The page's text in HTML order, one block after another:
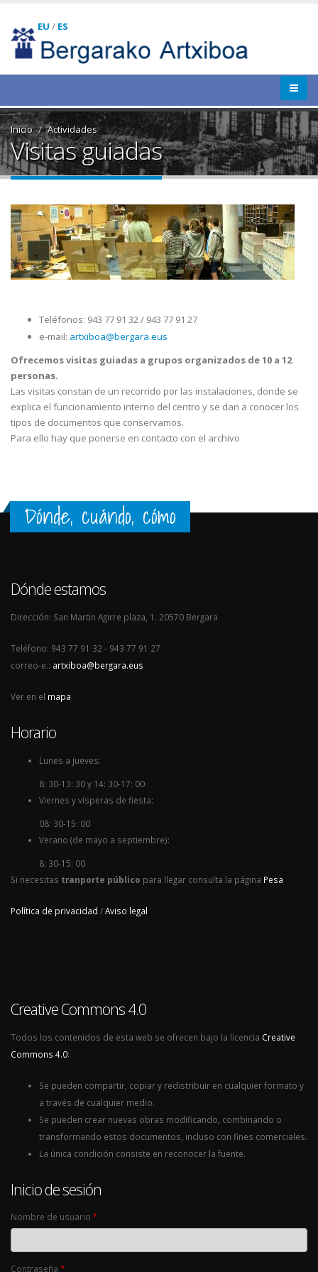
EU / ES
Inicio Actividades
Visitas guiadas
Teléfonos: 943 77 91 32 / 943 77 91 27
e-mail: artxiboa@bergara.eus
Ofrecemos visitas guiadas a grupos organizados de 10 a 12
personas.
Las visitas constan de un recorrido por las instalaciones, donde se
explica el funcionamiento interno del centro y se dan a conocer los
tipos de documentos que conservamos.
Para ello hay que ponerse en contacto con el archivo
Dónde, cuándo, cómo
Dónde estamos
Dirección: San Martin Agirre plaza, 1. 20570 Bergara
Teléfono: 943 77 91 32 - 943 77 91 27
correo-e.: artxiboa@bergara.eus
Ver en el mapa
Horario
Lunes a jueves:
8: 30-13: 30 y 14: 30-17: 00
Viernes y vísperas de fiesta:
08: 30-15: 00
Verano (de mayo a septiembre):
8: 30-15: 00
Si necesitas tranporte público para llegar consulta la página Pesa
Política de privacidad /Aviso legal
Creative Commons 4.0
Todos los contenidos de esta web se ofrecen bajo la licencia Creative
Commons 4.0:
Se pueden compartir, copiar y redistribuir en cualquier formato y
a través de cualquier medio.
Se pueden crear nuevas obras modificando, combinando o
transformando estos documentos, incluso con fines comerciales.
La única condición consiste en reconocer la fuente.
Inicio de sesión
Nombre de usuario *
Contraseña *